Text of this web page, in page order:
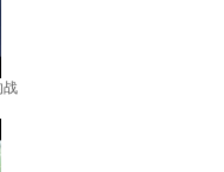
战